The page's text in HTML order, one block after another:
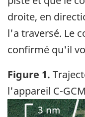
droite, en
l'a traversé. Le
confirmé qu'il
Figure 1.
l'appareil C-
Image